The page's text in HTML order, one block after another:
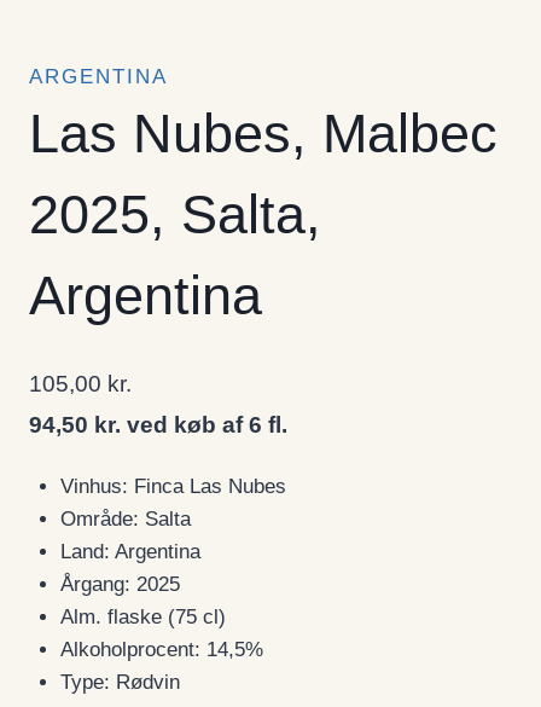
ARGENTINA
Las Nubes, Malbec
2025, Salta,
Argentina
105,00 kr.
94,50 kr. ved køb af 6 fl.
Vinhus: Finca Las Nubes
Område: Salta
Land: Argentina
Årgang: 2025
Alm. flaske (75 cl)
Alkoholprocent: 14,5%
Type: Rødvin